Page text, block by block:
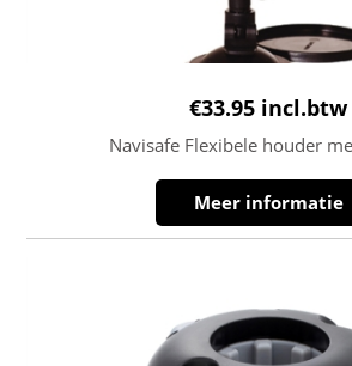
€33.95 incl.btw
Navisafe Flexibele houder
Meer informatie